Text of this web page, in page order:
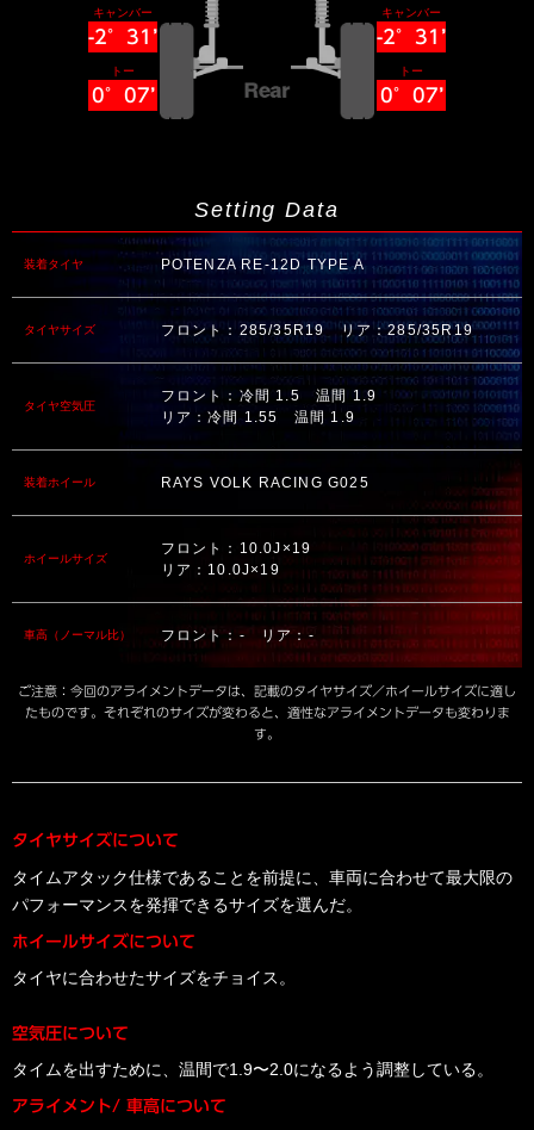
キャンバー
-2°31’
トー
0°07’
キャンバー
-2°31’
トー
0°07’
Setting Data
装着タイヤ POTENZA RE-12D TYPE A
タイヤサイズ フロント：285/35R19 リア：285/35R19
タイヤ空気圧
フロント：冷間 1.5 温間 1.9
リア：冷間 1.55 温間 1.9
装着ホイール RAYS VOLK RACING G025
ホイールサイズ
フロント：10.0J×19
リア：10.0J×19
車高（ノーマル比） フロント：- リア：-
ご注意：今回のアライメントデータは、記載のタイヤサイズ／ホイールサイズに適し
たものです。それぞれのサイズが変わると、適性なアライメントデータも変わりま
す。
タイヤサイズについて
タイムアタック仕様であることを前提に、車両に合わせて最大限の
パフォーマンスを発揮できるサイズを選んだ。
ホイールサイズについて
タイヤに合わせたサイズをチョイス。
空気圧について
タイムを出すために、温間で1.9〜2.0になるよう調整している。
アライメント/ 車高について